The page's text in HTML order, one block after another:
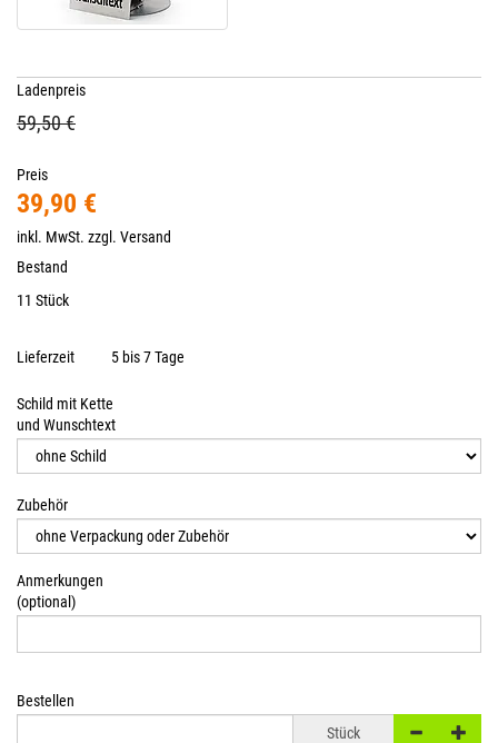
Ladenpreis
59,50 €
Preis
39,90 €
inkl. MwSt. zzgl. Versand
Bestand
11 Stück
Lieferzeit 5 bis 7 Tage
Schild mit Kette
und Wunschtext
Zubehör
Anmerkungen
(optional)
Bestellen
Stück